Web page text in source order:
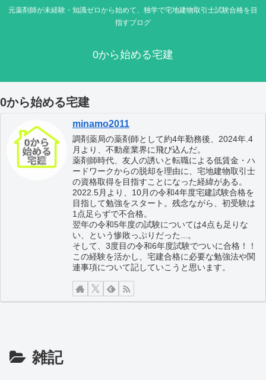
元薬剤師が未経験・知識ゼロから始めて、独学で宅地建物取引士試験合格を目
指すブログ
0から始める宅建
0から始める宅建
minamo2011
調剤薬局の薬剤師として約4年勤務後、2024年.4
月より、不動産業界に飛び込んだ。
薬剤師時代、友人の誘いと転職による低賃金・ハ
ードワークからの脱却を理由に、宅地建物取引士
の資格取得を目指すことになった経緯がある。
2022.5月より、10月の令和4年度宅建試験合格を
目指して勉強をスタート。残念ながら、初受験は
1点足らずで不合格。
翌年の令和5年度の試験については4点も足りな
い、という惨敗っぷりだった...。
そして、3度目の令和6年度試験でついに合格！！
この経験を活かし、宅建合格に必要な勉強法や関
連事項について記していこうと思います。
雑記